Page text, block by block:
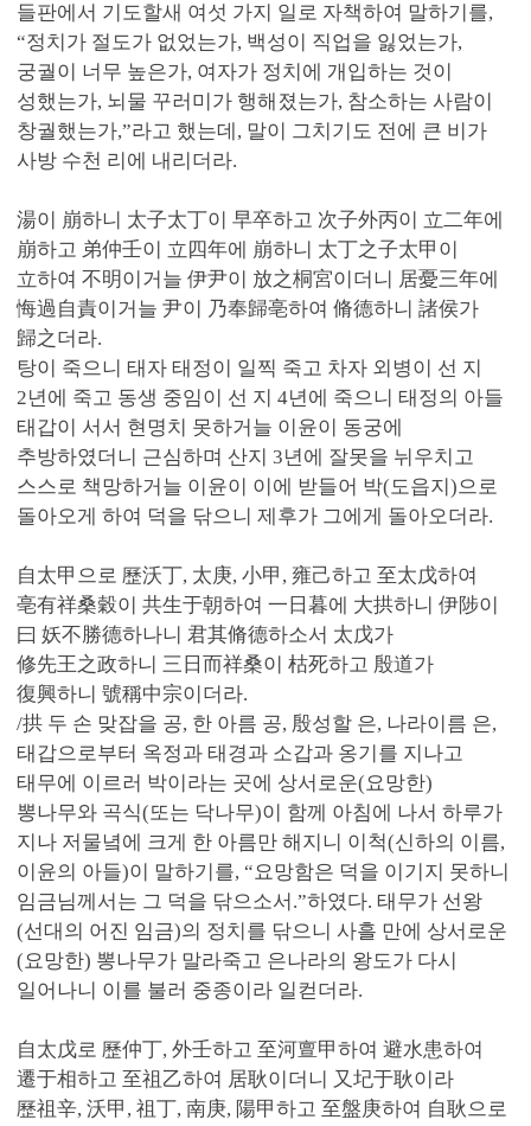
들판에서 기도할새 여섯 가지 일로 자책하여 말하기를,
“정치가 절도가 없었는가, 백성이 직업을 잃었는가,
궁궐이 너무 높은가, 여자가 정치에 개입하는 것이
성했는가, 뇌물 꾸러미가 행해졌는가, 참소하는 사람이
창궐했는가,”라고 했는데, 말이 그치기도 전에 큰 비가
사방 수천 리에 내리더라.
湯이 崩하니 太子太丁이 早卒하고 次子外丙이 立二年에
崩하고 弟仲壬이 立四年에 崩하니 太丁之子太甲이
立하여 不明이거늘 伊尹이 放之桐宮이더니 居憂三年에
悔過自責이거늘 尹이 乃奉歸亳하여 脩德하니 諸侯가
歸之더라.
탕이 죽으니 태자 태정이 일찍 죽고 차자 외병이 선 지
2년에 죽고 동생 중임이 선 지 4년에 죽으니 태정의 아들
태갑이 서서 현명치 못하거늘 이윤이 동궁에
추방하였더니 근심하며 산지 3년에 잘못을 뉘우치고
스스로 책망하거늘 이윤이 이에 받들어 박(도읍지)으로
돌아오게 하여 덕을 닦으니 제후가 그에게 돌아오더라.
自太甲으로 歷沃丁, 太庚, 小甲, 雍己하고 至太戊하여
亳有祥桑穀이 共生于朝하여 一日暮에 大拱하니 伊陟이
曰 妖不勝德하나니 君其脩德하소서 太戊가
修先王之政하니 三日而祥桑이 枯死하고 殷道가
復興하니 號稱中宗이더라.
/拱 두 손 맞잡을 공, 한 아름 공, 殷성할 은, 나라이름 은,
태갑으로부터 옥정과 태경과 소갑과 옹기를 지나고
태무에 이르러 박이라는 곳에 상서로운(요망한)
뽕나무와 곡식(또는 닥나무)이 함께 아침에 나서 하루가
지나 저물녘에 크게 한 아름만 해지니 이척(신하의 이름,
이윤의 아들)이 말하기를, “요망함은 덕을 이기지 못하니
임금님께서는 그 덕을 닦으소서.”하였다. 태무가 선왕
(선대의 어진 임금)의 정치를 닦으니 사흘 만에 상서로운
(요망한) 뽕나무가 말라죽고 은나라의 왕도가 다시
일어나니 이를 불러 중종이라 일컫더라.
自太戊로 歷仲丁, 外壬하고 至河亶甲하여 避水患하여
遷于相하고 至祖乙하여 居耿이더니 又圮于耿이라
歷祖辛, 沃甲, 祖丁, 南庚, 陽甲하고 至盤庚하여 自耿으로